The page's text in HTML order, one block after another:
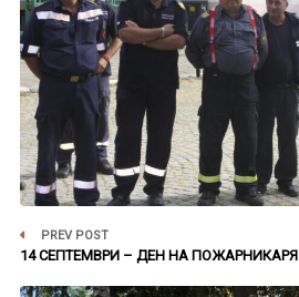
PREV POST
14 СЕПТЕМВРИ – ДЕН НА ПОЖАРНИКАРЯ